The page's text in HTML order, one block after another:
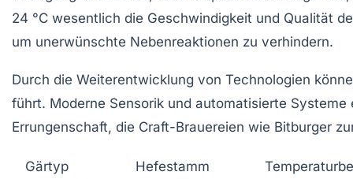
24 °C wesentlich die Geschwindigkeit und Qualität
um unerwünschte Nebenreaktionen zu verhindern.
Durch die Weiterentwicklung von Technologien
führt. Moderne Sensorik und automatisierte
Errungenschaft, die Craft-Brauereien wie Bitburger
Gärtyp Hefestamm